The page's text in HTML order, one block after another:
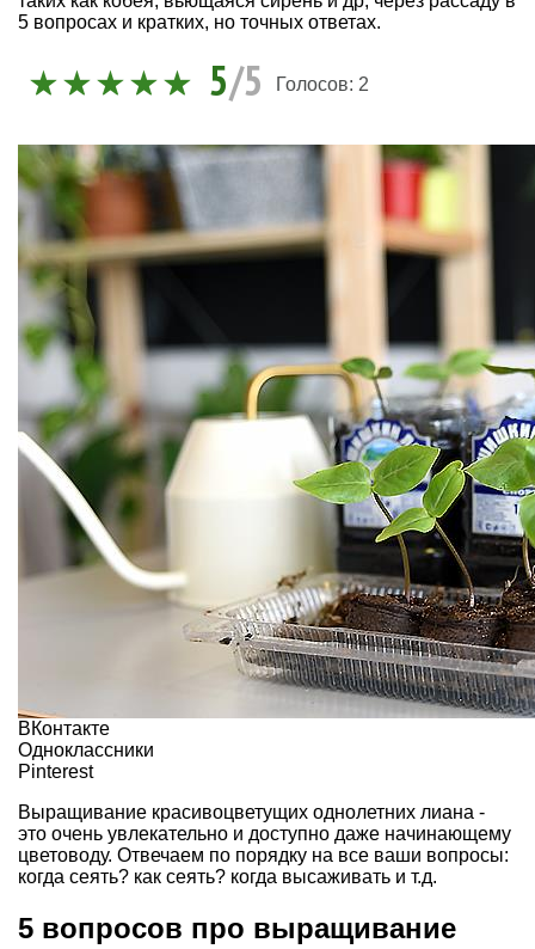
5 вопросах и кратких, но точных ответах.
5/5 Голосов: 2
ВКонтакте
Одноклассники
Pinterest
Выращивание красивоцветущих однолетних лиана -
это очень увлекательно и доступно даже начинающему
цветоводу. Отвечаем по порядку на все ваши вопросы:
когда сеять? как сеять? когда высаживать и т.д.
5 вопросов про выращивание